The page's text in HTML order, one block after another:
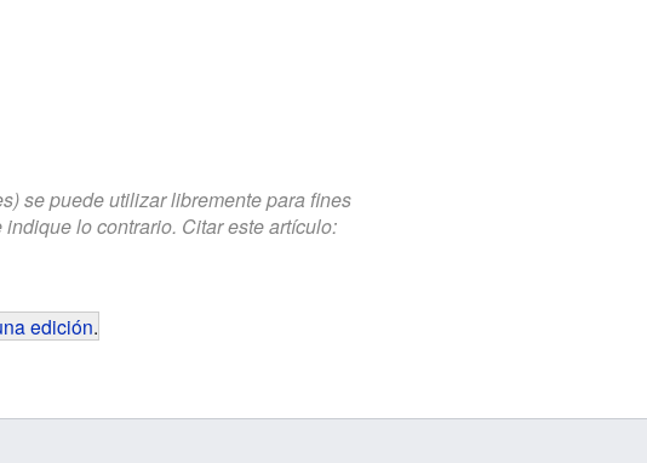
se puede utilizar libremente para fines
lo contrario. Citar este artículo:
edición.